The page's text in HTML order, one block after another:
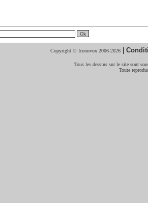
Copyright © Iconovox 2006-2026 |
Tous les dessins sur le site sont
Toute